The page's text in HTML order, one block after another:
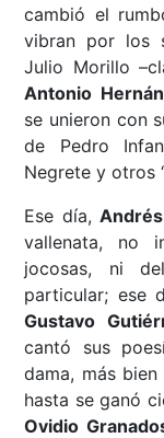
cambió el
vibran por los
Julio Morillo
Antonio
se unieron con
de Pedro
Negrete y otros
Ese día,
vallenata, no
jocosas, ni
particular; ese
Gustavo
cantó sus
dama, más
hasta se ganó
Ovidio